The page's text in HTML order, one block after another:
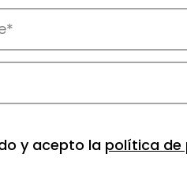
la innovación
y acepto la política de